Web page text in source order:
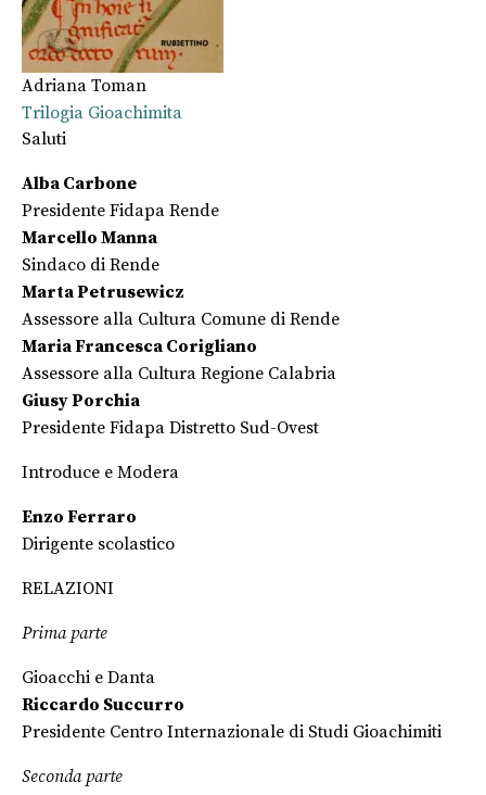
Adriana Toman
Trilogia Gioachimita
Saluti
Alba Carbone
Presidente Fidapa Rende
Marcello Manna
Sindaco di Rende
Marta Petrusewicz
Assessore alla Cultura Comune di Rende
Maria Francesca Corigliano
Assessore alla Cultura Regione Calabria
Giusy Porchia
Presidente Fidapa Distretto Sud-Ovest
Introduce e Modera
Enzo Ferraro
Dirigente scolastico
RELAZIONI
Prima parte
Gioacchi e Danta
Riccardo Succurro
Presidente Centro Internazionale di Studi Gioachimiti
Seconda parte